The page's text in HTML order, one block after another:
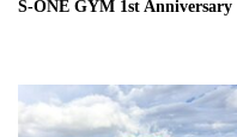
S-ONE GYM 1st Anniversary